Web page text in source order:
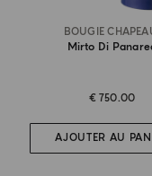
BOUGIE
Mirto Di
€ 750.00
AJOUTER AU